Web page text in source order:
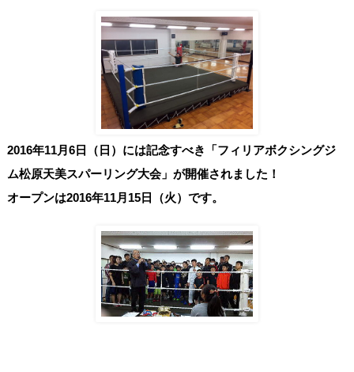
2016年11月6日（日）には記念すべき「フィリアボクシングジ
ム松原天美スパーリング大会」が開催されました！
オープンは2016年11月15日（火）です。